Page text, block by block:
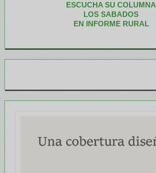
ESCUCHA SU COLUMNA
LOS SABADOS
EN INFORME RURAL